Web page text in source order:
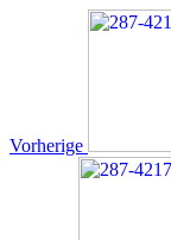
Vorherige